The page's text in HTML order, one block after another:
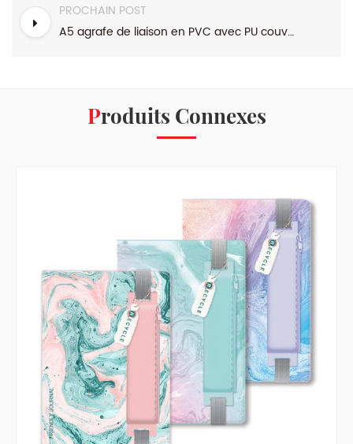
PROCHAIN POST
A5 agrafe de liaison en PVC avec PU couverture souple journal
Produits Connexes